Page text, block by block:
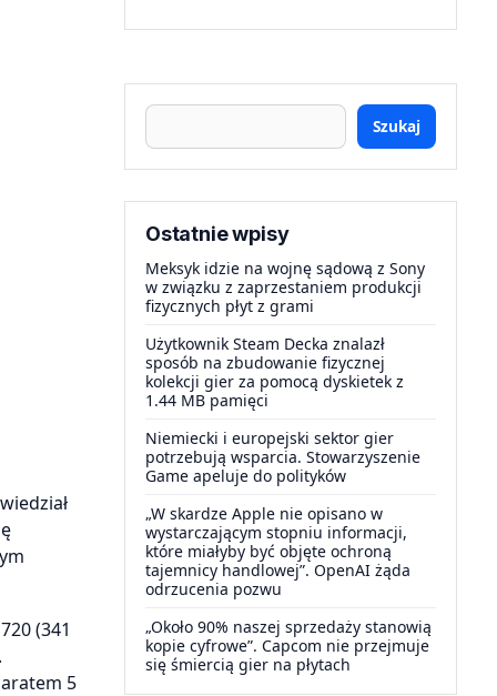
(341
5
Szukaj
Ostatnie wpisy
Meksyk idzie na wojnę sądową z Sony
w związku z zaprzestaniem produkcji
fizycznych płyt z grami
Użytkownik Steam Decka znalazł
sposób na zbudowanie fizycznej
kolekcji gier za pomocą dyskietek z
1.44 MB pamięci
Niemiecki i europejski sektor gier
potrzebują wsparcia. Stowarzyszenie
Game apeluje do polityków
„W skardze Apple nie opisano w
wystarczającym stopniu informacji,
które miałyby być objęte ochroną
tajemnicy handlowej”. OpenAI żąda
odrzucenia pozwu
„Około 90% naszej sprzedaży stanowią
kopie cyfrowe”. Capcom nie przejmuje
się śmiercią gier na płytach